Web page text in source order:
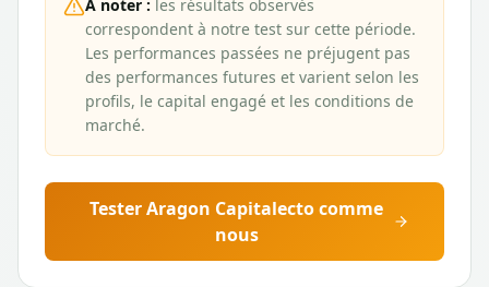
À noter : les résultats observés
correspondent à notre test sur cette période.
Les performances passées ne préjugent pas
des performances futures et varient selon les
profils, le capital engagé et les conditions de
marché.
TesterAragon Capitalectocomme
nous